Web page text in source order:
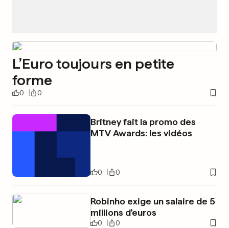
L’Euro toujours en petite
forme
0 0
Britney fait la promo des
MTV Awards: les vidéos
0 0
Robinho exige un salaire de 5
millions d'euros
0 0